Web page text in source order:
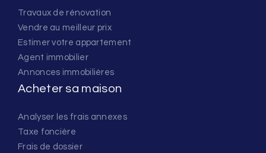
Travaux de rénovation
Vendre au meilleur prix
Estimer votre appartement
Agent immobilier
Annonces immobilières
Acheter sa maison
Analyser les frais annexes
Taxe foncière
Frais de dossier